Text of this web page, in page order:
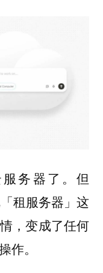
务器了。但
租服务器」这
，变成了任何
作。